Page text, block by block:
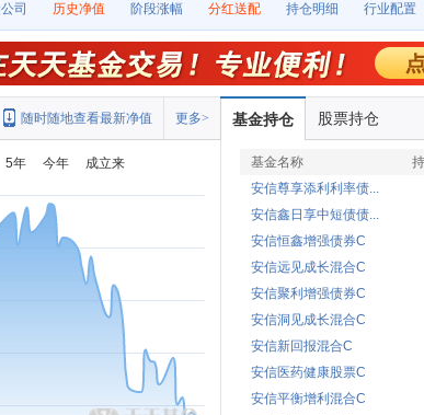
司 历史净值 阶段涨幅 分红送配 持仓明细 行业配置
更多>
随时随地查看最新净值
5年 今年 成立来
基金持仓 股票持仓
基金名称
安信尊享添利利率债...
安信鑫日享中短债债...
安信恒鑫增强债券C
安信远见成长混合C
安信聚利增强债券C
安信洞见成长混合C
安信新回报混合C
安信医药健康股票C
安信平衡增利混合C